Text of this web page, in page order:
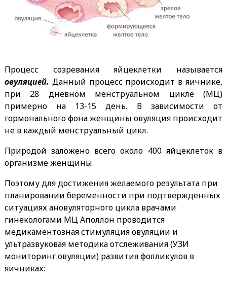
Процесс созревания яйцеклетки называется
овуляцией. Данный процесс происходит в яичнике,
при 28 дневном менструальном цикле (МЦ)
примерно на 13-15 день. В зависимости от
гормонального фона женщины овуляция происходит
не в каждый менструальный цикл.
Природой заложено всего около 400 яйцеклеток в
организме женщины.
Поэтому для достижения желаемого результата при
планировании беременности при подтвержденных
ситуациях ановуляторного цикла врачами
гинекологами МЦ Аполлон проводится
медикаментозная стимуляция овуляции и
ультразвуковая методика отслеживания (УЗИ
мониторинг овуляции) развития фолликулов в
яичниках: